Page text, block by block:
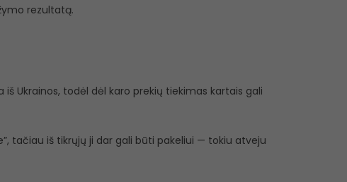
rezultatą.
Ukrainos, todėl dėl karo prekių tiekimas kartais gali
tačiau iš tikrųjų ji dar gali būti pakeliui — tokiu atveju